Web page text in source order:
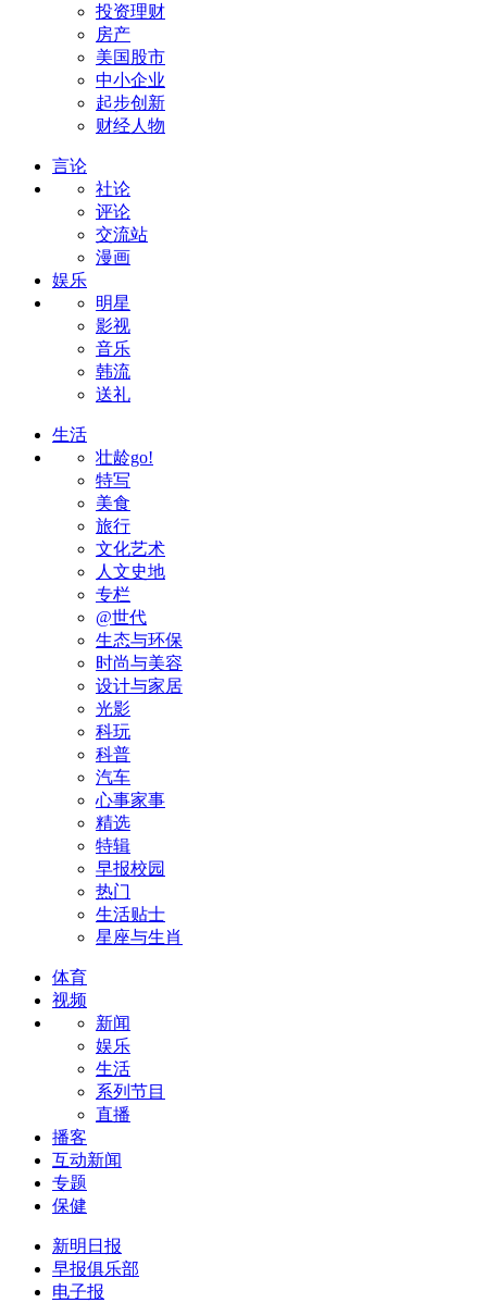
投资理财
房产
美国股市
中小企业
起步创新
财经人物
言论
社论
评论
交流站
漫画
娱乐
明星
影视
音乐
韩流
送礼
生活
壮龄go!
特写
美食
旅行
文化艺术
人文史地
专栏
@世代
生态与环保
时尚与美容
设计与家居
光影
科玩
科普
汽车
心事家事
精选
特辑
早报校园
热门
生活贴士
星座与生肖
体育
视频
新闻
娱乐
生活
系列节目
直播
播客
互动新闻
专题
保健
新明日报
早报俱乐部
电子报